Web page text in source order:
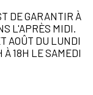
DE GARANTIR À
L'APRÈS MIDI.
AOÛT DU LUNDI
À 18H LE SAMEDI